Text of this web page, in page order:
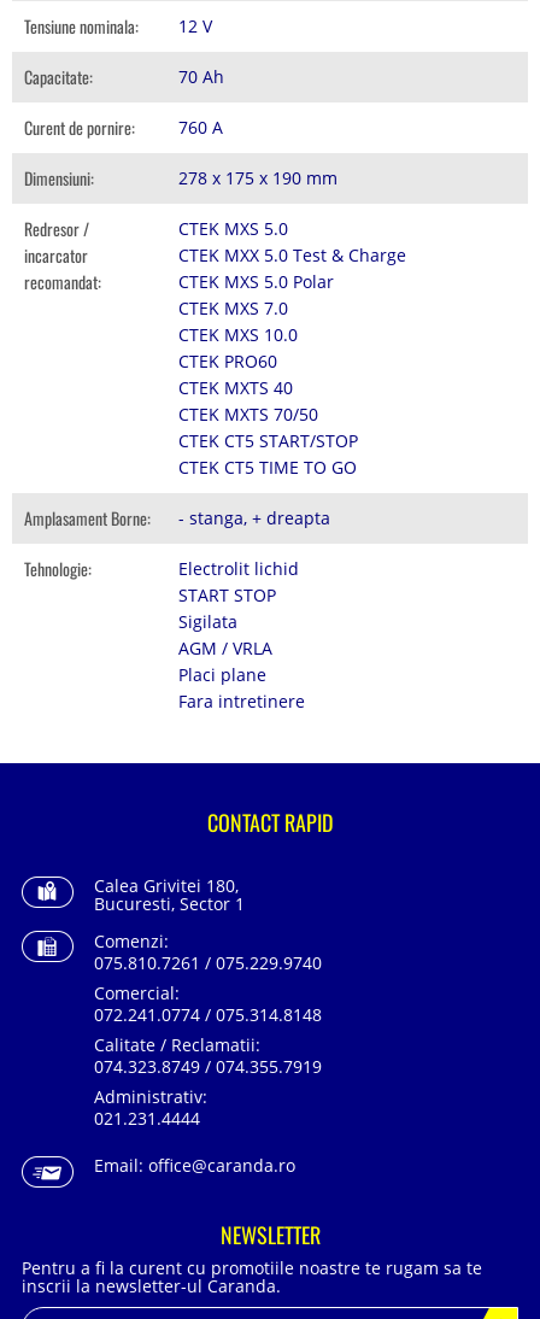
Tensiune nominala: 12 V
Capacitate: 70 Ah
Curent de pornire: 760 A
Dimensiuni: 278 x 175 x 190 mm
Redresor /
incarcator
recomandat:
CTEK MXS 5.0
CTEK MXX 5.0 Test & Charge
CTEK MXS 5.0 Polar
CTEK MXS 7.0
CTEK MXS 10.0
CTEK PRO60
CTEK MXTS 40
CTEK MXTS 70/50
CTEK CT5 START/STOP
CTEK CT5 TIME TO GO
Amplasament Borne: - stanga, + dreapta
Tehnologie:
Electrolit lichid
START STOP
Sigilata
AGM / VRLA
Placi plane
Fara intretinere
CONTACT RAPID
Calea Grivitei 180,
Bucuresti, Sector 1
Comenzi:
075.810.7261 / 075.229.9740
Comercial:
072.241.0774 / 075.314.8148
Calitate / Reclamatii:
074.323.8749 / 074.355.7919
Administrativ:
021.231.4444
Email: office@caranda.ro
NEWSLETTER
Pentru a fi la curent cu promotiile noastre te rugam sa te
inscrii la newsletter-ul Caranda.